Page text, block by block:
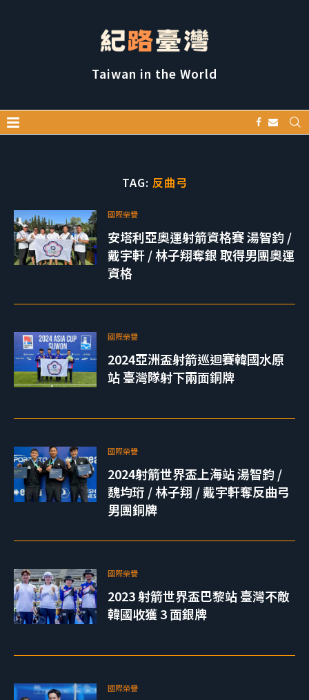
Taiwan in the World
TAG: 反曲弓
國際榮譽
安塔利亞奧運射箭資格賽 湯智鈞 /
戴宇軒 / 林子翔奪銀 取得男團奧運
資格
國際榮譽
2024亞洲盃射箭巡迴賽韓國水原
站 臺灣隊射下兩面銅牌
國際榮譽
2024射箭世界盃上海站 湯智鈞 /
魏均珩 / 林子翔 / 戴宇軒奪反曲弓
男團銅牌
國際榮譽
2023 射箭世界盃巴黎站 臺灣不敵
韓國收獲 3 面銀牌
國際榮譽